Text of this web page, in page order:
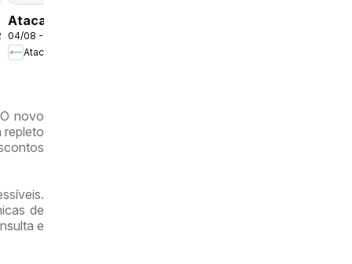
Atacadão
ofertas -
DF
04/08 - 09/08/2026
Atacadão
novo
repleto
de
e